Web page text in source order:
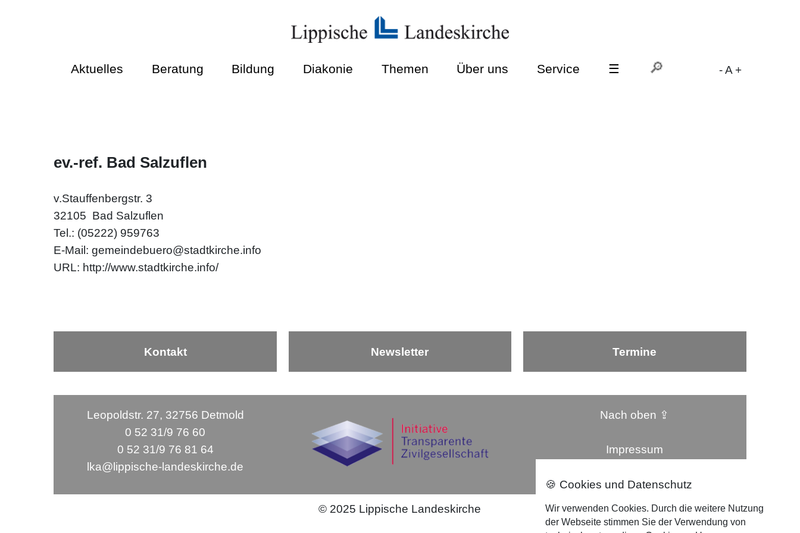
Aktuelles Beratung Bildung Diakonie Themen Über uns Service ☰ - A +
ev.-ref. Bad Salzuflen
v.Stauffenbergstr. 3
32105 Bad Salzuflen
Tel.: (05222) 959763
E‑Mail:gemeindebuero@stadtkirche.info
URL: http://www.stadtkirche.info/
Kontakt Newsletter Termine
Leopoldstr. 27, 32756 Detmold
0 52 31/9 76 60
0 52 31/9 76 81 64
lka@lippische-landeskirche.de
Nach oben ⇪
Impressum
© 2025 Lippische Landeskirche
🍪 Cookies und Datenschutz
Wir verwenden Cookies. Durch die weitere Nutzung
der Webseite stimmen Sie der Verwendung von